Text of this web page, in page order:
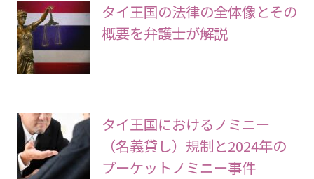
タイ王国の法律の全体像とその
概要を弁護士が解説
タイ王国におけるノミニー
（名義貸し）規制と2024年の
プーケットノミニー事件